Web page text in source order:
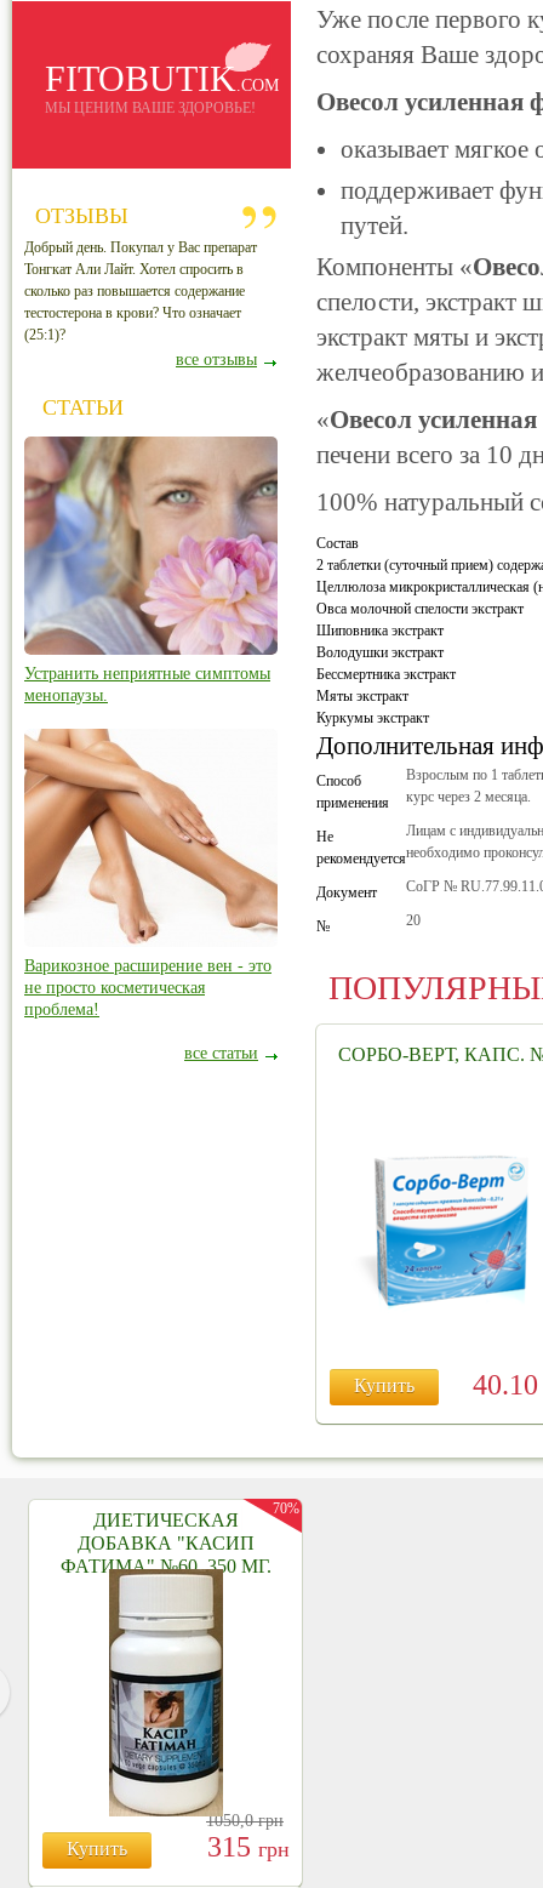
Уже после первого
сохраняя Ваше
Овесол усиленная
оказывает
поддерживает
путей.
Компоненты «
спелости, экстракт
экстракт мяты и
желчеобразованию
«Овесол
печени всего за 10
100% натуральный
Состав
2 таблетки (суточный прием)
Целлюлоза микрокристаллическая
Овса молочной спелости экстракт
Шиповника экстракт
Володушки экстракт
Бессмертника экстракт
Мяты экстракт
Куркумы экстракт
Дополнительная
Способ
применения
Взрослым по 1
курс через 2 месяца.
Не
рекомендуется
Лицам с
необходимо
Документ СоГР №
№ 20
СОРБО-ВЕРТ, КАПС.
Купить
FITOBUTIK.COM
МЫ ЦЕНИМ ВАШЕ ЗДОРОВЬЕ!
ОТЗЫВЫ
Добрый день. Покупал у Вас препарат
Тонгкат Али Лайт. Хотел спросить в
сколько раз повышается содержание
тестостерона в крови? Что означает
(25:1)?
все отзывы
СТАТЬИ
Устранить неприятные симптомы
менопаузы.
Варикозное расширение вен - это
не просто косметическая
проблема!
все статьи
ДИЕТИЧЕСКАЯ
ДОБАВКА "КАСИП
ФАТИМА" №60, 350 МГ.
Купить
1050,0грн
315 грн
70%